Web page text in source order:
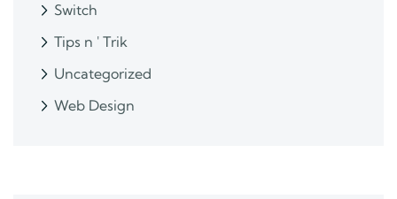
Switch
Tips n ' Trik
Uncategorized
Web Design